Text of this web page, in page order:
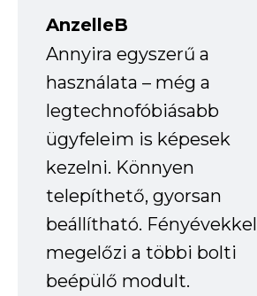
AnzelleB
Annyira egyszerű a
használata – még a
legtechnofóbiásabb
ügyfeleim is képesek
kezelni. Könnyen
telepíthető, gyorsan
beállítható. Fényévekkel
megelőzi a többi bolti
beépülő modult.